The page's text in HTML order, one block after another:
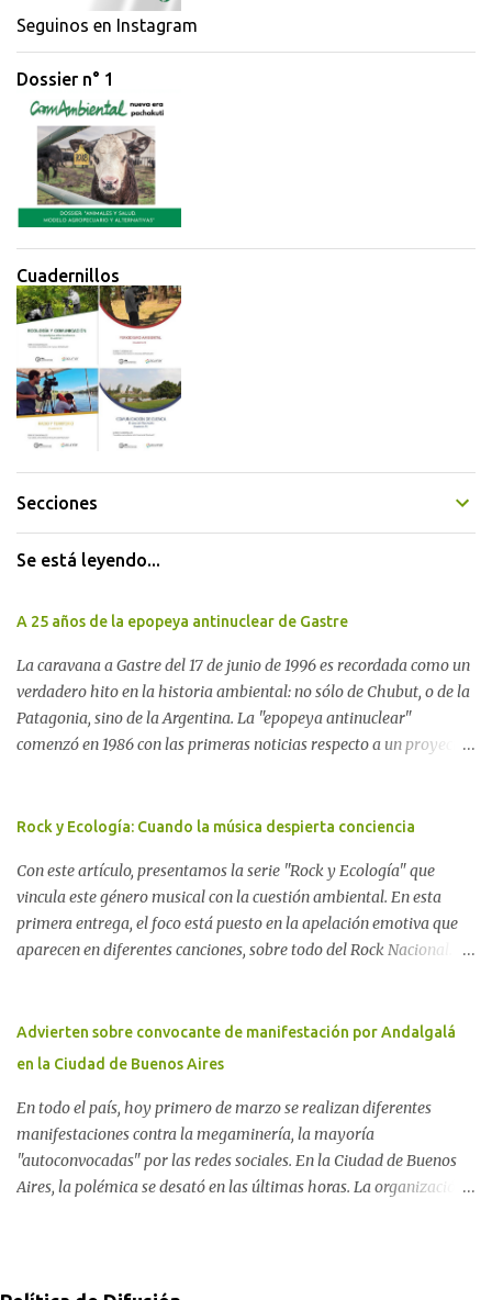
i
o
s
Seguinos en Instagram
Dossier n° 1
Cuadernillos
Secciones
Se está leyendo...
A 25 años de la epopeya antinuclear de Gastre
La caravana a Gastre del 17 de junio de 1996 es recordada como un
verdadero hito en la historia ambiental: no sólo de Chubut, o de la
Patagonia, sino de la Argentina. La "epopeya antinuclear"
comenzó en 1986 con las primeras noticias respecto a un proyecto
proyecto legislativo nacional al respecto. En este artículo, la
Movimiento Antinuclear de Chubut (MACH) liderada por Javier
Rodríguez Pardo, como una lección de rebelión democrática
territorial frente a las imposiciones de la tecnocracia nuclear
globalizada. Dossier N° 3 "La crisis nuclear en el mundo. A 10 años
Dukal.
Rock y Ecología: Cuando la música despierta conciencia
Con este artículo, presentamos la serie "Rock y Ecología" que
vincula este género musical con la cuestión ambiental. En esta
primera entrega, el foco está puesto en la apelación emotiva que
aparecen en diferentes canciones, sobre todo del Rock Nacional.
Carolina Aponte La Madre Tierra se escucha en las canciones del
Rock Nacional.
Advierten sobre convocante de manifestación por Andalgalá
en la Ciudad de Buenos Aires
En todo el país, hoy primero de marzo se realizan diferentes
manifestaciones contra la megaminería, la mayoría
"autoconvocadas" por las redes sociales. En la Ciudad de Buenos
Aires, la polémica se desató en las últimas horas. La organización
derechos humanos ponen el alerta sobre el abogado detrás de la